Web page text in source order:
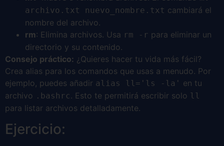
archivo.txt nuevo_nombre.txt cambiará el
nombre del archivo.
rm: Elimina archivos. Usa rm -r para eliminar un
directorio y su contenido.
Consejo práctico: ¿Quieres hacer tu vida más fácil?
Crea alias para los comandos que usas a menudo. Por
ejemplo, puedes añadir alias ll='ls -la' en tu
archivo .bashrc . Esto te permitirá escribir solo ll
para listar archivos detalladamente.
Ejercicio: